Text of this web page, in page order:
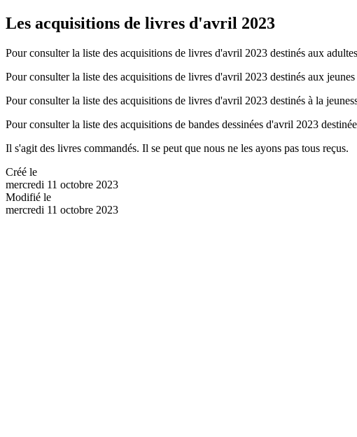
Les acquisitions de livres d'avril 2023
Pour consulter la liste des acquisitions de livres d'avril 2023 destinés aux
Pour consulter la liste des acquisitions de livres d'avril 2023 destinés aux
Pour consulter la liste des acquisitions de livres d'avril 2023 destinés à la
Pour consulter la liste des acquisitions de bandes dessinées d'avril 2023
Il s'agit des livres commandés. Il se peut que nous ne les ayons pas tous reçus.
Créé le
mercredi 11 octobre 2023
Modifié le
mercredi 11 octobre 2023